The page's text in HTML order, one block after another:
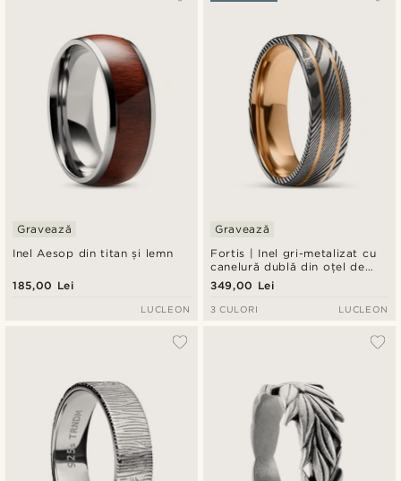
Inel Aesop din titan și lemn
Gravează
185,00 Lei
LUCLEON
Fortis | Inel gri-metalizat cu
canelură dublă din oțel de
Damasc și titan roz-auriu
Gravează
349,00 Lei
3 CULORI LUCLEON